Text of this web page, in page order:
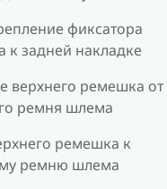
фиксатора
к задней накладке
верхнего ремешка от
ремня шлема
ремешка к
ремню шлема